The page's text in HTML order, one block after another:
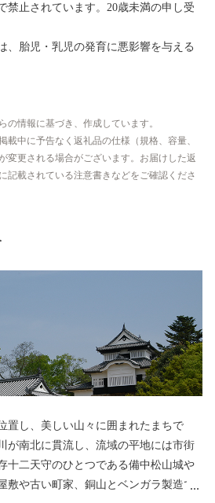
禁止されています。20歳未満の申し受
、胎児・乳児の発育に悪影響を与える
の情報に基づき、作成しています。
載中に予告なく返礼品の仕様（規格、容量、
変更される場合がございます。お届けした返
記載されている注意書きなどをご確認くださ
置し、美しい山々に囲まれたまちで
が南北に貫流し、流域の平地には市街
十二天守のひとつである備中松山城や
敷や古い町家、銅山とベンガラ製造で